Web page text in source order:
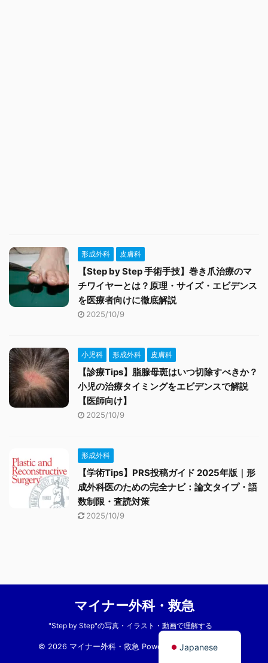
形成外科 皮膚科
【Step by Step 手術手技】巻き爪治療のマ
チワイヤーとは？原理・サイズ・エビデンス
を医療者向けに徹底解説
2025/10/9
小児科 形成外科 皮膚科
【診療Tips】脂腺母斑はいつ切除すべきか？
小児の治療タイミングをエビデンスで解説
【医師向け】
2025/10/9
形成外科
【学術Tips】PRS投稿ガイド 2025年版｜形
成外科医のための完全ナビ：論文タイプ・語
数制限・査読対策
2025/10/9
マイナー外科・救急
"Step by Step"の写真・イラスト・動画で理解する
© 2026 マイナー外科・救急 Powered byAFFINGER5
Japanese
English